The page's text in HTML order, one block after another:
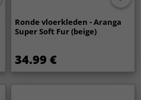
Ronde vloerkleden - Aranga
Super Soft Fur (beige)
34.99 €